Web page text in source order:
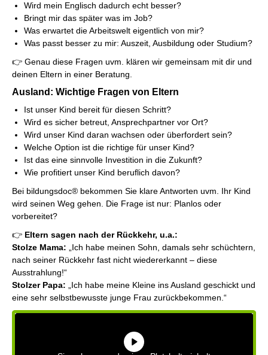
Wird mein Englisch dadurch echt besser?
Bringt mir das später was im Job?
Was erwartet die Arbeitswelt eigentlich von mir?
Was passt besser zu mir: Auszeit, Ausbildung oder Studium?
👉 Genau diese Fragen uvm. klären wir gemeinsam mit dir und
deinen Eltern in einer Beratung.
Ausland: Wichtige Fragen von Eltern
Ist unser Kind bereit für diesen Schritt?
Wird es sicher betreut, Ansprechpartner vor Ort?
Wird unser Kind daran wachsen oder überfordert sein?
Welche Option ist die richtige für unser Kind?
Ist das eine sinnvolle Investition in die Zukunft?
Wie profitiert unser Kind beruflich davon?
Bei bildungsdoc® bekommen Sie klare Antworten uvm. Ihr Kind
wird seinen Weg gehen. Die Frage ist nur: Planlos oder
vorbereitet?
👉 Eltern sagen nach der Rückkehr, u.a.:
Stolze Mama: „Ich habe meinen Sohn, damals sehr schüchtern,
nach seiner Rückkehr fast nicht wiedererkannt – diese
Ausstrahlung!“
Stolzer Papa: „Ich habe meine Kleine ins Ausland geschickt und
eine sehr selbstbewusste junge Frau zurückbekommen.“